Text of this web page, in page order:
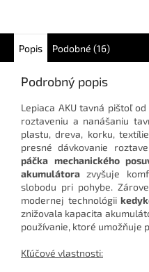
Popis Podobné (16)
Podrobný popis
Lepiaca AKU tavná pištoľ
roztaveniu a nanášaniu
plastu, dreva, korku,
presné dávkovanie
páčka mechanického
akumulátora zvyšuje
slobodu pri pohybe.
modernej technológii
znižovala kapacita
používanie, ktoré umožňuje
Kľúčové vlastnosti: